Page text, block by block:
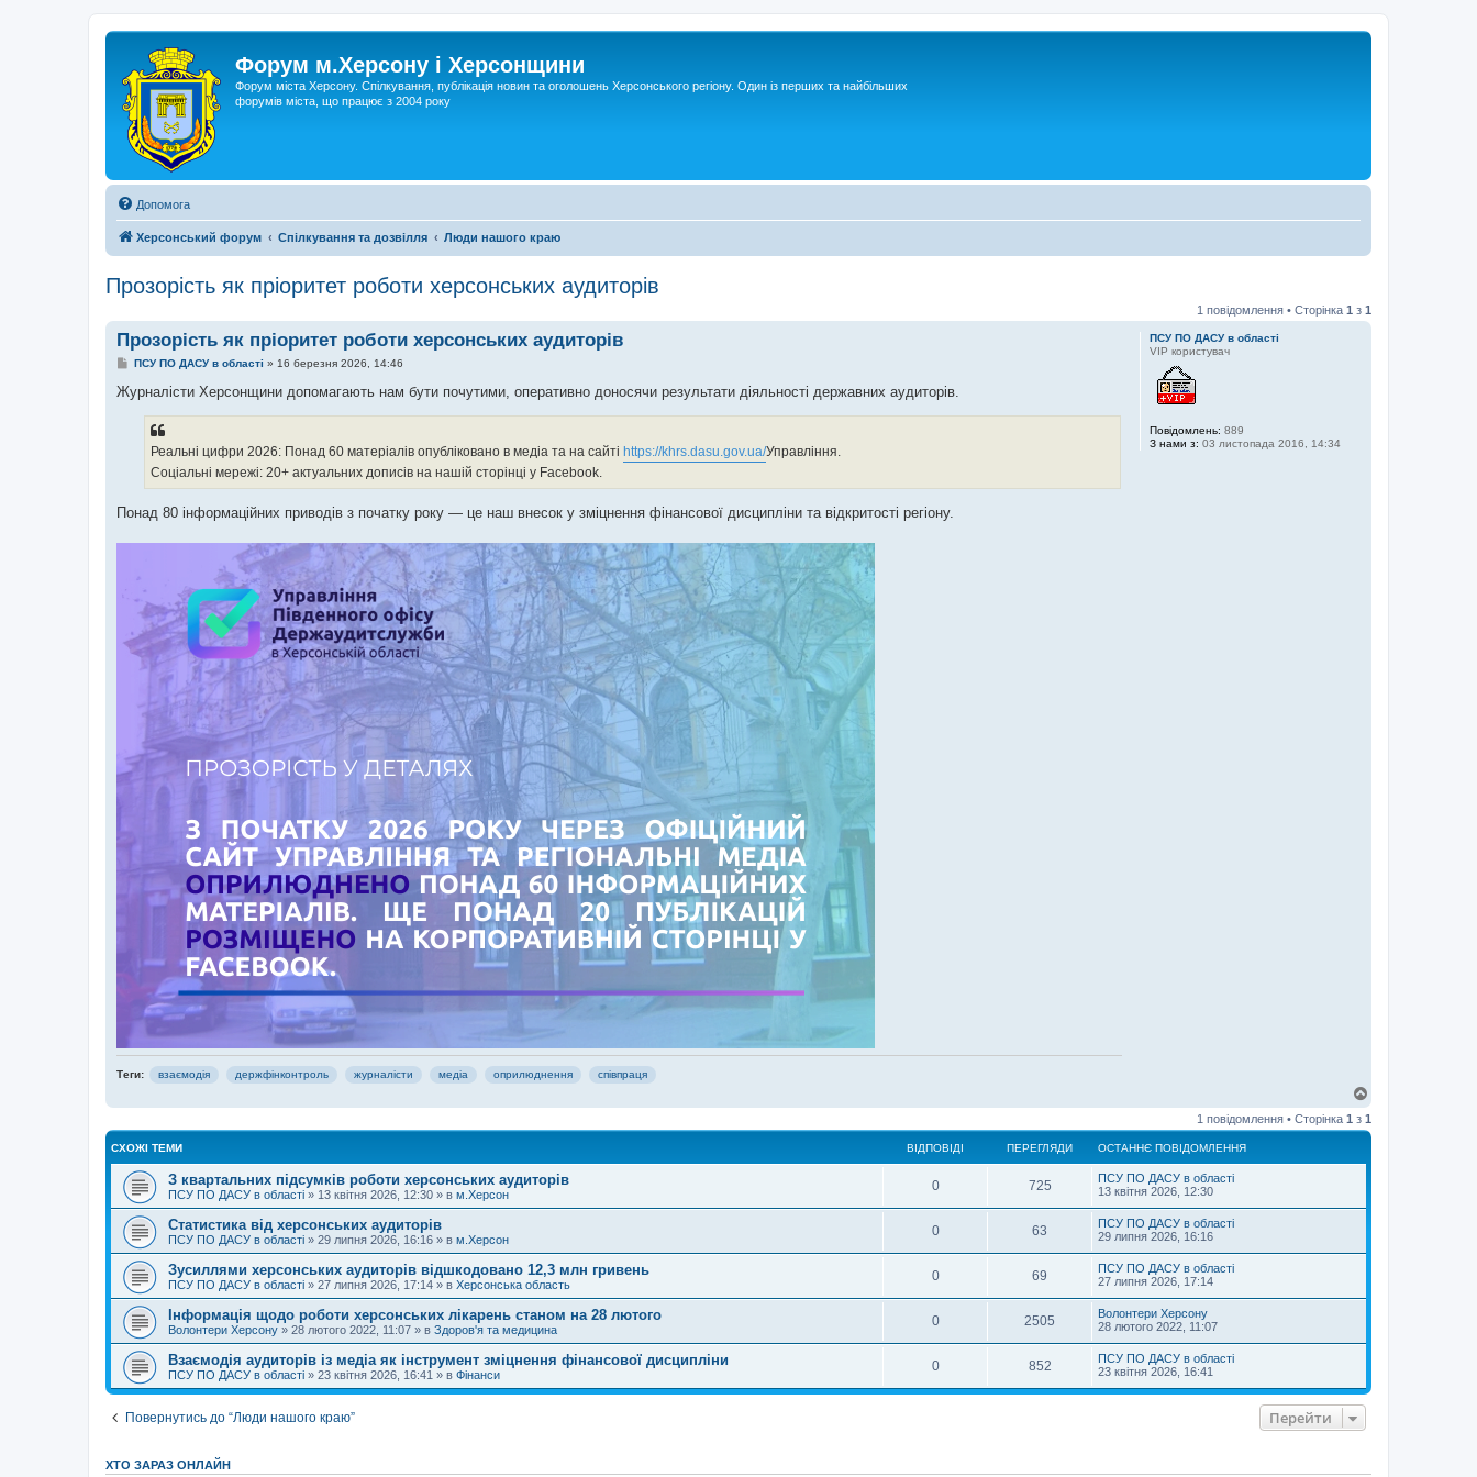
Форум м.Херсону і Херсонщини
Форум міста Херсону. Спілкування, публікація новин та оголошень Херсонського регіону. Один із перших та найбільших
форумів міста, що працює з 2004 року
Допомога
Херсонський форум Спілкування та дозвілля Люди нашого краю
Прозорість як пріоритет роботи херсонських аудиторів
1 повідомлення • Сторінка 1 з 1
ПСУ ПО ДАСУ в області
VIP користувач
Повідомлень: 889
З нами з: 03 листопада 2016, 14:34
Прозорість як пріоритет роботи херсонських аудиторів
П
в
і
ПСУ ПО ДАСУ в області » 16 березня 2026, 14:46
Журналісти Херсонщини допомагають нам бути почутими, оперативно доносячи результати діяльності державних аудиторів.
Реальні цифри 2026: Понад 60 матеріалів опубліковано в медіа та на сайті https://khrs.dasu.gov.ua/Управління.
Соціальні мережі: 20+ актуальних дописів на нашій сторінці у Facebook.
Понад 80 інформаційних приводів з початку року — це наш внесок у зміцнення фінансової дисципліни та відкритості регіону.
Теги: взаємодія держфінконтроль журналісти медіа оприлюднення співпраця
г
о
1 повідомлення • Сторінка 1 з 1
СХОЖІ ТЕМИ ВІДПОВІДІ ПЕРЕГЛЯДИ ОСТАННЄ ПОВІДОМЛЕННЯ
З квартальних підсумків роботи херсонських аудиторів
ПСУ ПО ДАСУ в області » 13 квітня 2026, 12:30 » в м.Херсон
0 725
ПСУ ПО ДАСУ в області
13 квітня 2026, 12:30
Статистика від херсонських аудиторів
ПСУ ПО ДАСУ в області » 29 липня 2026, 16:16 » в м.Херсон
0 63
ПСУ ПО ДАСУ в області
29 липня 2026, 16:16
Зусиллями херсонських аудиторів відшкодовано 12,3 млн гривень
ПСУ ПО ДАСУ в області » 27 липня 2026, 17:14 » в Херсонська область
0 69
ПСУ ПО ДАСУ в області
27 липня 2026, 17:14
Інформація щодо роботи херсонських лікарень станом на 28 лютого
Волонтери Херсону » 28 лютого 2022, 11:07 » в Здоров'я та медицина
0 2505
Волонтери Херсону
28 лютого 2022, 11:07
Взаємодія аудиторів із медіа як інструмент зміцнення фінансової дисципліни
ПСУ ПО ДАСУ в області » 23 квітня 2026, 16:41 » в Фінанси
0 852
ПСУ ПО ДАСУ в області
23 квітня 2026, 16:41
Повернутись до “Люди нашого краю” Перейти
ХТО ЗАРАЗ ОНЛАЙН